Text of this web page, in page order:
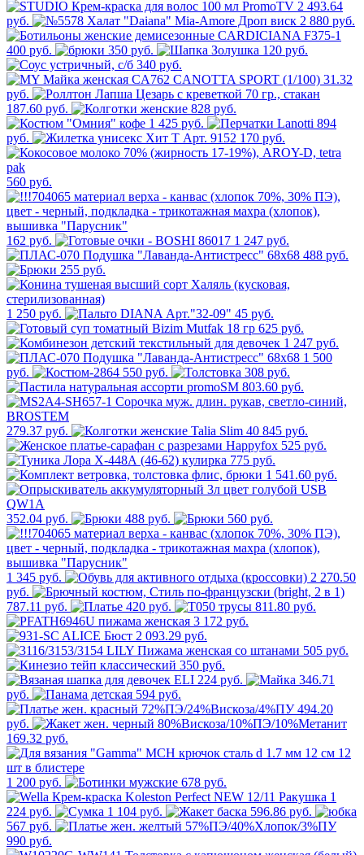
2 493.64
руб.
2 880 руб.
400 руб. 350 руб.
120 руб.
340 руб.
31.32
руб.
187.60 руб.
828 руб.
1 425 руб.
894
руб.
170 руб.
560 руб.
162 руб.
1 247 руб.
488 руб.
255 руб.
1 250 руб.
45 руб.
625 руб.
1 247 руб.
1 500
руб.
550 руб.
308 руб.
803.60 руб.
279.37 руб.
845 руб.
525 руб.
775 руб.
1 541.60 руб.
352.04 руб. 488 руб. 560 руб.
1 345 руб.
2 270.50
руб.
787.11 руб.
420 руб.
811.80 руб.
3 172 руб.
2 093.29 руб.
505 руб.
350 руб.
224 руб.
346.71
руб.
594 руб.
494.20
руб.
169.32 руб.
1 200 руб.
678 руб.
1
224 руб.
1 104 руб.
596.86 руб.
567 руб.
990 руб.